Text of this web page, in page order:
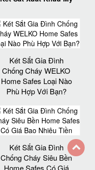
Két Sắt Gia Đình
Chống Cháy WELKO
Home Safes Loại Nào
Phù Hợp Với Bạn?
Két Sắt Gia Đình
Chống Cháy Siêu Bền
back